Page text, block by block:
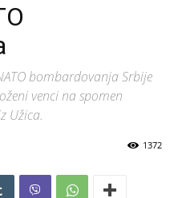
bombardovanja Srbije
venci na spomen
Užica.
1372